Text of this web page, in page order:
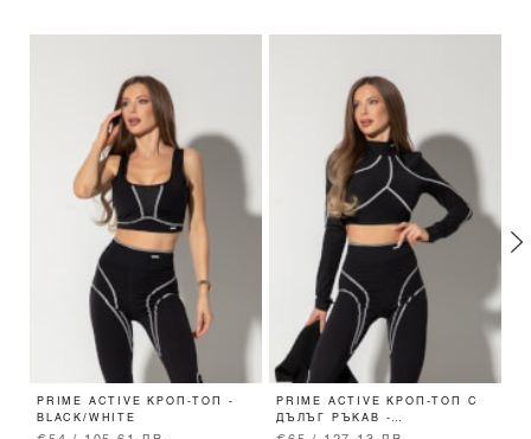
PRIME ACTIVE КРОП-ТОП -
BLACK/WHITE
PRIME ACTIVE КРОП-ТОП С
ДЪЛЪГ РЪКАВ -
BLACK/WHITE